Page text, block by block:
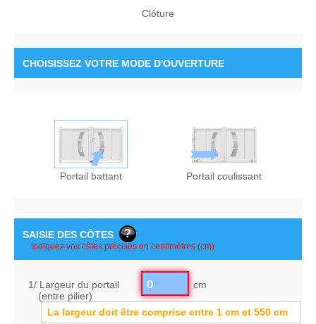
Clôture
CHOISISSEZ VOTRE MODE D'OUVERTURE
Portail battant Portail coulissant
SAISIE DES CÔTES
1/ Largeur du portail
(entre pilier)
cm
La largeur doit être comprise entre 1 cm et 550 cm